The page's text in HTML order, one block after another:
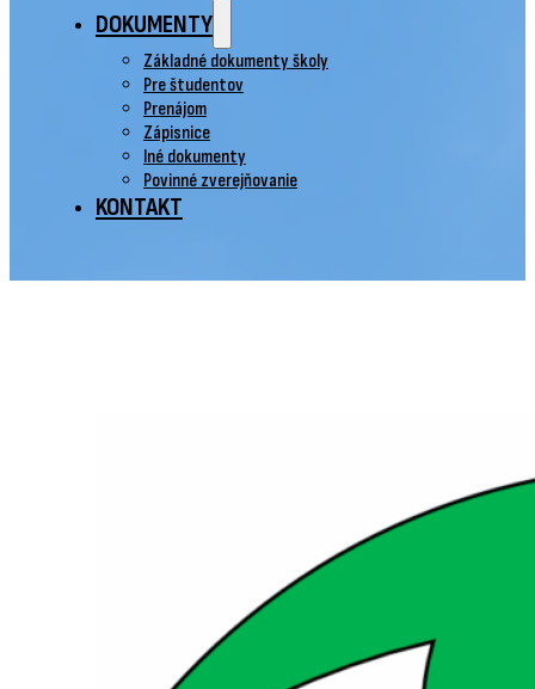
DOKUMENTY
Základné dokumenty školy
Pre študentov
Prenájom
Zápisnice
Iné dokumenty
Povinné zverejňovanie
KONTAKT